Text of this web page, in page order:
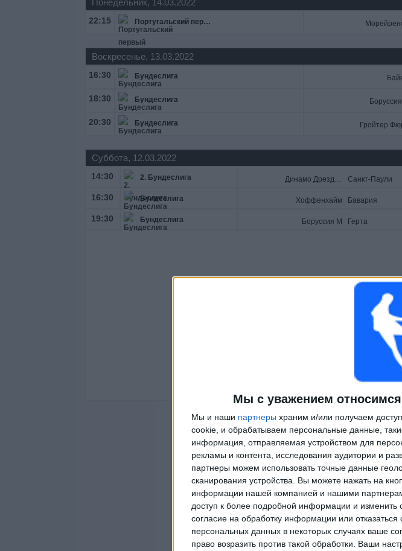
Мы с уважением
Мы и наши партнеры храним и/или получаем
cookie, и обрабатываем персональные данные,
информация, отправляемая устройством для
рекламы и контента, исследования аудитории и
партнеры можем использовать точные данные
сканирования устройства. Вы можете нажать на
информации нашей компанией и нашими
доступ к более подробной информации и изменить
согласие на обработку информации или отказаться
персональных данных в некоторых случаях ваше
право возразить против такой обработки. Ваши
Понедельник, 14.03.2022
22:15 Португальский первый дивизион
Воскресенье, 13.03.2022
16:30 Бундеслига
18:30 Бундеслига
20:30 Бундеслига Гройтер
Суббота, 12.03.2022
14:30 2. Бундеслига Динамо Дрезден Санкт-Паули
16:30 Бундеслига Хоффенхайм Бавария
19:30 Бундеслига Боруссия М Герта